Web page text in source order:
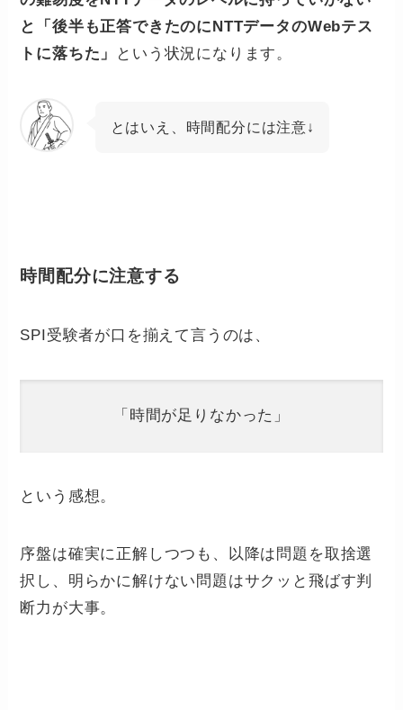
と「後半も正答できたのにNTTデータのWebテス
トに落ちた」
という状況になります。
とはいえ、時間配分には注意↓
時間配分に注意する
SPI受験者が口を揃えて言うのは、
「時間が足りなかった」
という感想。
序盤は確実に正解しつつも、以降は問題を取捨選
択し、明らかに解けない問題はサクッと飛ばす判
断力が大事。